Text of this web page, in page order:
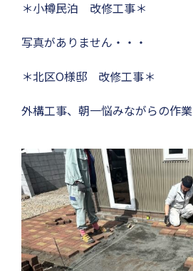
＊小樽民泊 改修工事＊
写真がありません・・・
＊北区O様邸 改修工事＊
外構工事、朝一悩みながらの作業